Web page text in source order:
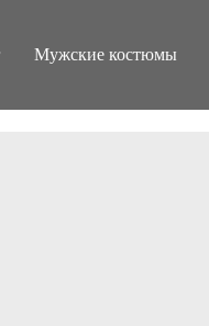
Мужские костюмы